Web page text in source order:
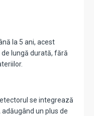
la 5 ani, acest
lungă durată, fără
se integrează
un plus de